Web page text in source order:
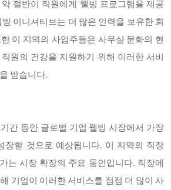
절반이 직원에게 웰빙 프로그램을 제공
이니셔티브는 더 많은 인력을 보유한 회
이 지역의 사업주들은 사무실 문화의 현
원의 건강을 지원하기 위해 이러한 서비
받습니다.
간 동안 글로벌 기업 웰빙 시장에서 가장
장할 것으로 예상됩니다. 이 지역의 직장
는 시장 확장의 주요 동인입니다. 직장에
기업이 이러한 서비스를 점점 더 많이 사